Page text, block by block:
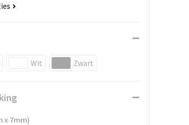
Wit Zwart
x 7mm)